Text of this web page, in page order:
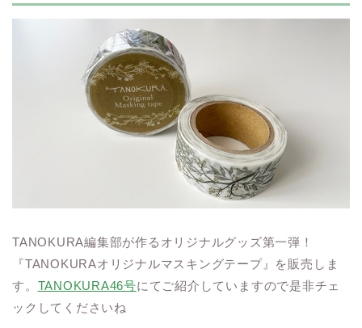
TANOKURA編集部が作るオリジナルグッズ第一弾！
『TANOKURAオリジナルマスキングテープ』を販売しま
す。 TANOKURA46号にてご紹介していますので是非チェ
ックしてくださいね